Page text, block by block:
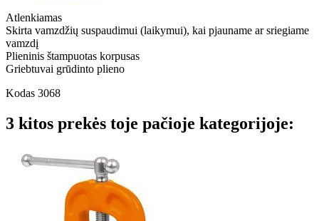
Atlenkiamas
Skirta vamzdžių suspaudimui (laikymui), kai pjauname ar sriegiame
vamzdį
Plieninis štampuotas korpusas
Griebtuvai grūdinto plieno
Kodas 3068
3 kitos prekės toje pačioje kategorijoje: